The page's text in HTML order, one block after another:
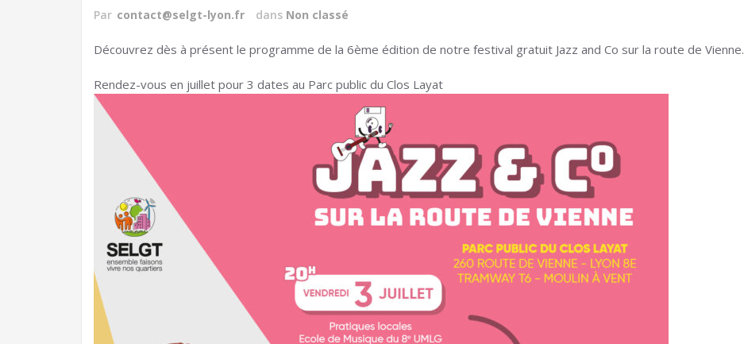
Par contact@selgt-lyon.fr dans Non classé
Découvrez dès à présent le programme de la 6ème édition de notre festival gratuit Jazz and Co sur la route de Vienne.
Rendez-vous en juillet pour 3 dates au Parc public du Clos Layat